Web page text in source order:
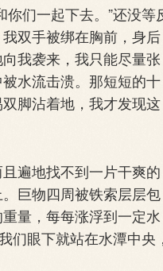
们一起下去。”还没等
双手被绑在胸前，身后
我袭来，我只能尽量张
水流击溃。那短短的十
脚沾着地，我才发现这
遍地找不到一片干爽的
巨物四周被铁索层层包
量，每每涨浮到一定水
们眼下就站在水潭中央